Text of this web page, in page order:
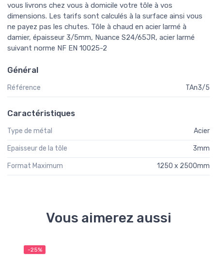
vous livrons chez vous à domicile votre tôle à vos
dimensions. Les tarifs sont calculés à la surface ainsi vous
ne payez pas les chutes. Tôle à chaud en acier larmé à
damier, épaisseur 3/5mm, Nuance S24/65JR, acier larmé
suivant norme NF EN 10025-2
Général
Référence TAn3/5
Caractéristiques
Type de métal Acier
Epaisseur de la tôle 3mm
Format Maximum 1250 x 2500mm
Vous aimerez aussi
-25%